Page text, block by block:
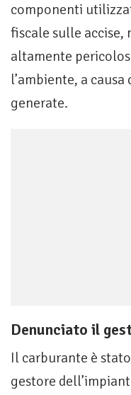
componenti
fiscale sulle accise,
altamente
l’ambiente, a
generate.
Denunciato il
Il carburante è
gestore